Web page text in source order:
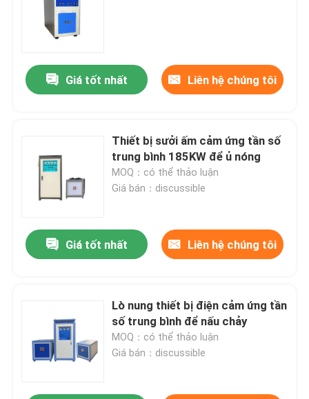
Giá tốt nhất Liên hệ chúng tôi
Thiết bị sưởi ấm cảm ứng tần số
trung bình 185KW để ủ nóng
MOQ：có thể thảo luận
Giá bán：discussible
Giá tốt nhất Liên hệ chúng tôi
Lò nung thiết bị điện cảm ứng tần
số trung bình để nấu chảy
MOQ：có thể thảo luận
Giá bán：discussible